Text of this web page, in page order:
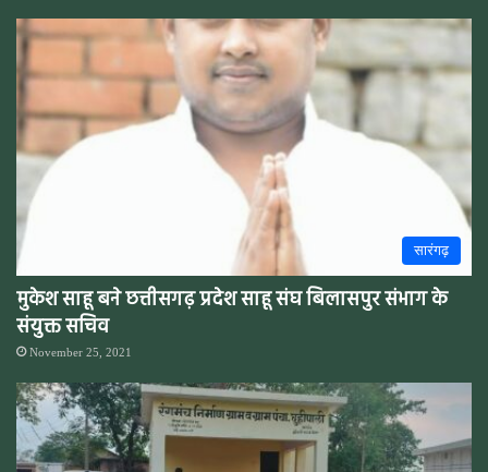
सारंगढ़
मुकेश साहू बने छत्तीसगढ़ प्रदेश साहू संघ बिलासपुर संभाग के
संयुक्त सचिव
November 25, 2021